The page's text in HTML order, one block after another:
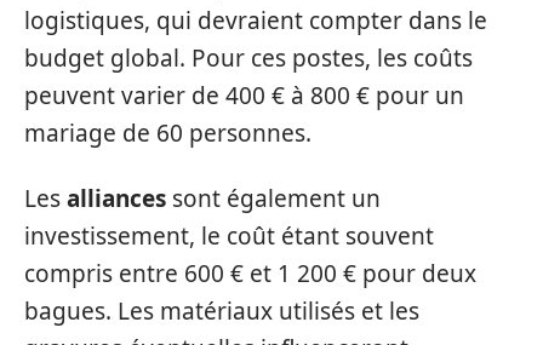
logistiques, qui devraient compter dans le
budget global. Pour ces postes, les coûts
peuvent varier de 400 € à 800 € pour un
mariage de 60 personnes.
Lesalliances sont également un
investissement, le coût étant souvent
compris entre 600 € et 1 200 € pour deux
bagues. Les matériaux utilisés et les